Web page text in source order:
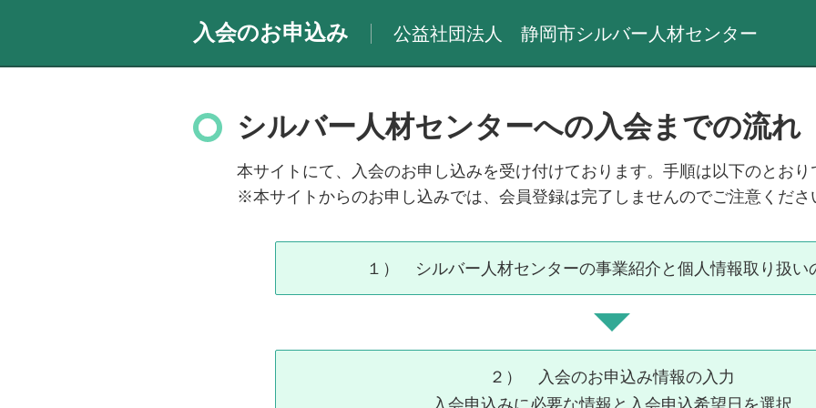
入会のお申込み 公益社団法人 静岡市シルバー人材センター
シルバー人材センターへの入会までの流れ
本サイトにて、入会のお申し込みを受け付けております。手順は以下のとおり
※本サイトからのお申し込みでは、会員登録は完了しませんのでご注意くだ
１） シルバー人材センターの事業紹介と個人情報取り扱い
２） 入会のお申込み情報の入力
入会申込みに必要な情報と入会申込希望日を選択